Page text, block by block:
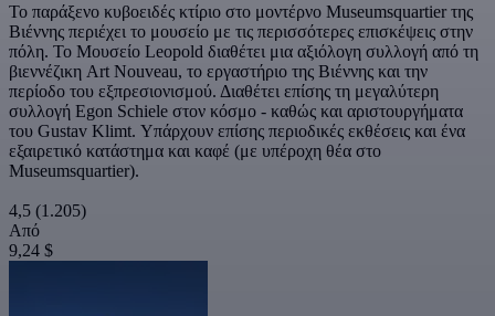
Το παράξενο κυβοειδές κτίριο στο μοντέρνο Museumsquartier της
Βιέννης περιέχει το μουσείο με τις περισσότερες επισκέψεις στην
πόλη. Το Μουσείο Leopold διαθέτει μια αξιόλογη συλλογή από τη
βιεννέζικη Art Nouveau, το εργαστήριο της Βιέννης και την
περίοδο του εξπρεσιονισμού. Διαθέτει επίσης τη μεγαλύτερη
συλλογή Egon Schiele στον κόσμο - καθώς και αριστουργήματα
του Gustav Klimt. Υπάρχουν επίσης περιοδικές εκθέσεις και ένα
εξαιρετικό κατάστημα και καφέ (με υπέροχη θέα στο
Museumsquartier).
4,5 (1.205)
Από
9,24 $